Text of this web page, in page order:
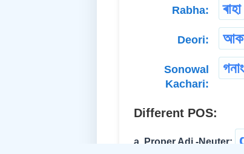
Rabha: ৰাহা
Deori:
Sonowal
Kachari:
গনাং
Different POS:
a. Proper Adj.-Neuter: